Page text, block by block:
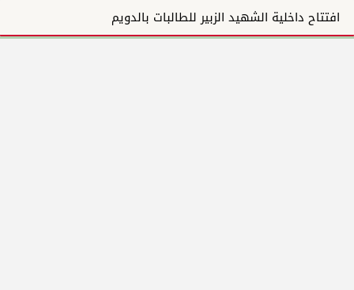
افتتاح داخلية الشهيد الزبير للطالبات بالدويم